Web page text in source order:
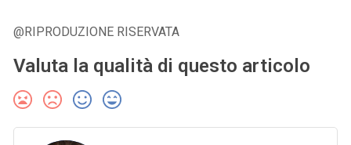
@RIPRODUZIONE RISERVATA
Valuta la qualità di questo articolo